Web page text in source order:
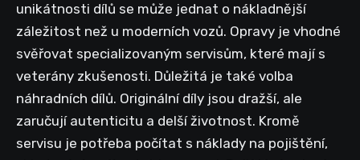
unikátnosti dílů se může jednat o nákladnější
záležitost než u moderních vozů. Opravy je vhodné
svěřovat specializovaným servisům, které mají s
veterány zkušenosti. Důležitá je také volba
náhradních dílů. Originální díly jsou dražší, ale
zaručují autenticitu a delší životnost. Kromě
servisu je potřeba počítat s náklady na pojištění,